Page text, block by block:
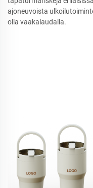
ajoneuvoista
olla vaakalaudalla.